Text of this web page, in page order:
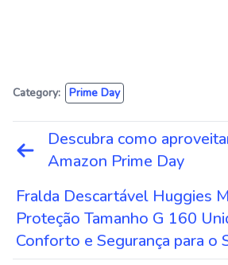
Category: Prime Day
Navegação
de
Descubra como
Amazon Prime Day
Fralda Descartável Huggies
Proteção Tamanho G 160
Conforto e Segurança para o